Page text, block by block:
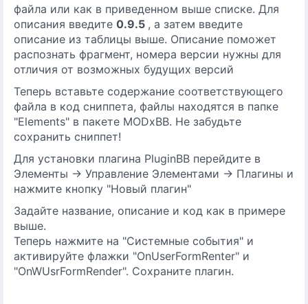
файла или как в приведенном выше списке. Для
описания введите 0.9.5 , а затем введите
описание из таблицы выше. Описание поможет
распознать фрагмент, номера версии нужны для
отличия от возможных будущих версий
Теперь вставьте содержание соответствующего
файла в код сниппета, файлы находятся в папке
"Elements" в пакете MODxBB. Не забудьте
сохранить сниппет!
Для установки плагина PluginBB перейдите в
Элементы -> Управление Элементами -> Плагины и
нажмите кнопку "Новый плагин"
Задайте название, описание и код как в примере
выше.
Теперь нажмите на "Системные события" и
активируйте флажки "OnUserFormRenter" и
"OnWUsrFormRender". Сохраните плагин.